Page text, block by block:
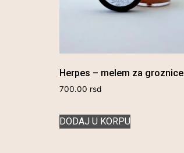
Herpes – melem za groznice
700.00 rsd
DODAJ U KORPU